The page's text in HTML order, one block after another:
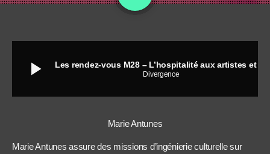
play_arrow Divergence
Marie Antunes
Marie Antunes assure des missions d’ingénierie culturelle sur